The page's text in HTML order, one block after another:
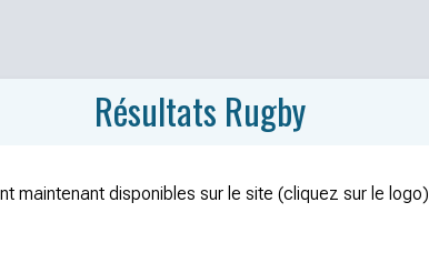
Résultats Rugby
maintenant disponibles sur le site (cliquez sur le logo)